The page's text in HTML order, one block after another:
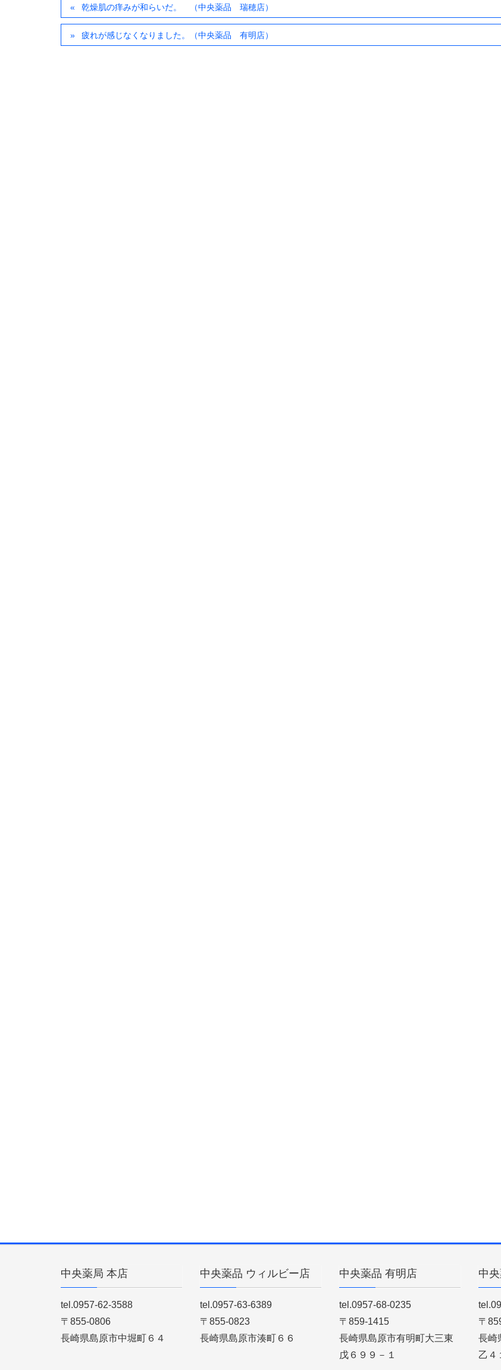
乾燥肌の痒みが和らいだ。 （中央薬品 瑞穂店）
疲れが感じなくなりました。（中央薬品 有明店）
中央薬局 本店
tel.0957-62-3588
〒855-0806
長崎県島原市中堀町６４
中央薬品 ウィルビー店
tel.0957-63-6389
〒855-0823
長崎県島原市湊町６６
中央薬品 有明店
tel.0957-68-0235
〒859-1415
長崎県島原市有明町大三東
戊６９９－１
中
〒
長崎
乙４